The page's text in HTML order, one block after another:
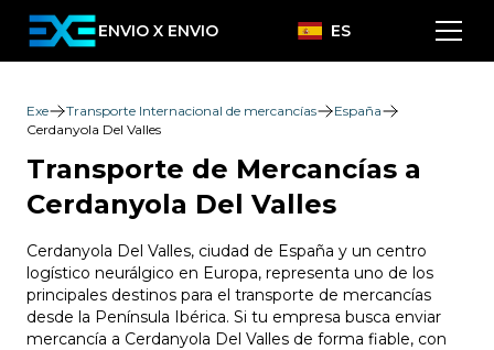
ENVIO X ENVIO ES
Exe Transporte Internacional de mercancías
España
Cerdanyola Del Valles
Transporte de Mercancías a
Cerdanyola Del Valles
Cerdanyola Del Valles, ciudad de España y un centro
logístico neurálgico en Europa, representa uno de los
principales destinos para el transporte de mercancías
desde la Península Ibérica. Si tu empresa busca enviar
mercancía a Cerdanyola Del Valles de forma fiable, con